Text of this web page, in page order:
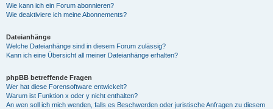
Wie kann ich ein Forum abonnieren?
Wie deaktiviere ich meine Abonnements?
Dateianhänge
Welche Dateianhänge sind in diesem Forum zulässig?
Kann ich eine Übersicht all meiner Dateianhänge erhalten?
phpBB betreffende Fragen
Wer hat diese Forensoftware entwickelt?
Warum ist Funktion x oder y nicht enthalten?
An wen soll ich mich wenden, falls es Beschwerden oder juristische Anfragen zu diesem